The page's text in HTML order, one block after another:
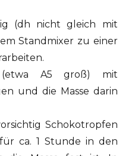
(dh nicht gleich mit
Standmixer zu einer
A5 groß) mit
und die Masse darin
Schokotropfen
ca. 1 Stunde in den